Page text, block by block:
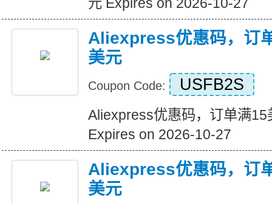
Aliexpress优惠码，订
美元
Coupon Code: USFB2S
Aliexpress优惠码，订单满15
Expires on 2026-10-27
Aliexpress优惠码，订
美元